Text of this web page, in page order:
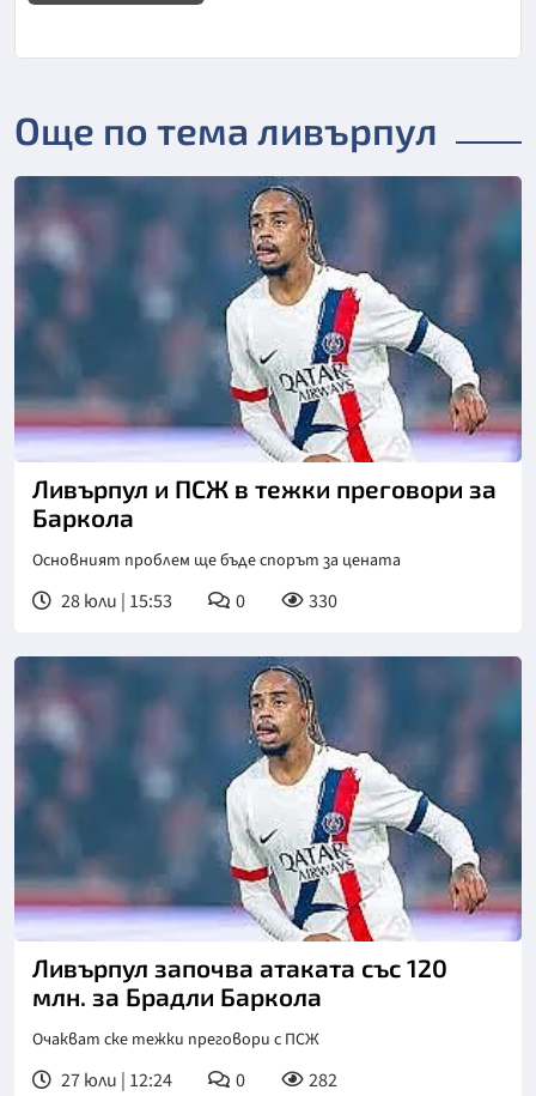
Още по тема ливърпул
Ливърпул и ПСЖ в тежки преговори за
Баркола
Основният проблем ще бъде спорът за цената
28 юли | 15:53 0 330
Ливърпул започва атаката със 120
млн. за Брадли Баркола
Очакват ске тежки преговори с ПСЖ
27 юли | 12:24 0 282